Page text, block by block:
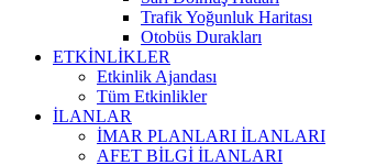
Trafik Yoğunluk Haritası
Otobüs Durakları
ETKİNLİKLER
Etkinlik Ajandası
Tüm Etkinlikler
İLANLAR
İMAR PLANLARI İLANLARI
AFET BİLGİ İLANLARI